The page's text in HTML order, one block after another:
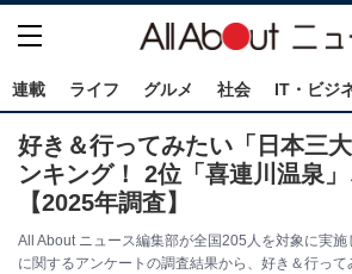
連載 ライフ グルメ 社会 IT・ビジ
好き＆行ってみたい「日本三
ンキング！ 2位「喜連川温泉」
【2025年調査】
All About ニュース編集部が全国205人を対象に実施
に関するアンケートの調査結果から、好き＆行っ